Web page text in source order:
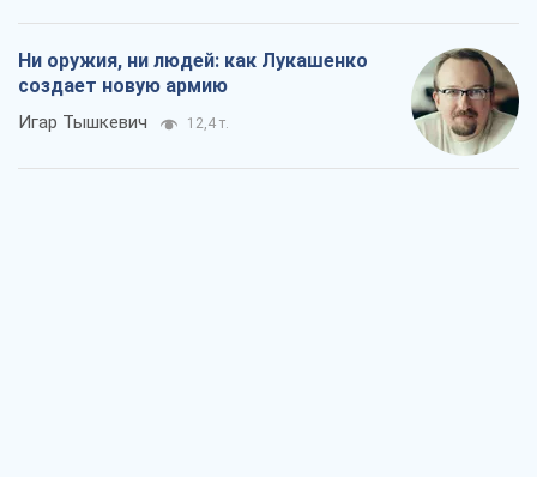
Ни оружия, ни людей: как Лукашенко
создает новую армию
Игар Тышкевич 12,4 т.